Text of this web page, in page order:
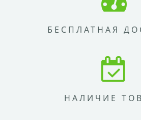
БЕСПЛАТНАЯ
НАЛИЧИЕ